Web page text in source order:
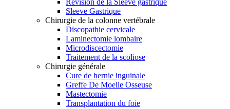
Sleeve Gastrique
Chirurgie de la colonne vertébrale
Discopathie cervicale
Laminectomie lombaire
Microdiscectomie
Traitement de la scoliose
Chirurgie générale
Cure de hernie inguinale
Greffe De Moelle Osseuse
Mastectomie
Transplantation du foie